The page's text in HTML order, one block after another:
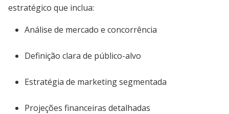
estratégico que inclua:
Análise de mercado e concorrência
Definição clara de público-alvo
Estratégia de marketing segmentada
Projeções financeiras detalhadas